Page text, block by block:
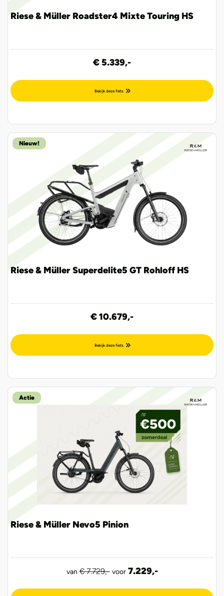
Riese & Müller Roadster4 Mixte Touring HS
€ 5.339,-
Bekijk deze fiets
Riese & Müller Superdelite5 GT Rohloff HS
€ 10.679,-
Bekijk deze fiets
Nieuw!
Riese & Müller Nevo5 Pinion
van € 7.729,- voor7.229,-
Actie